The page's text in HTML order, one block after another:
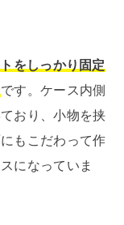
をしっかり固定
です。ケース内側
おり、小物を挟
もこだわって作
になっていま